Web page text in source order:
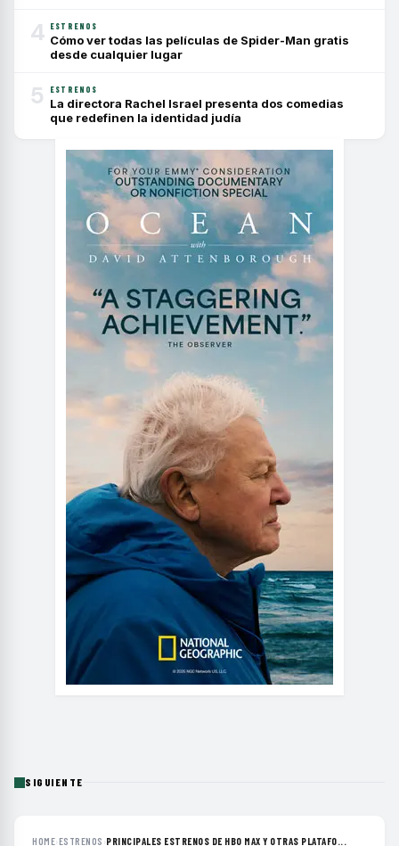
4 ESTRENOS
Cómo ver todas las películas de Spider-Man gratis
desde cualquier lugar
5 ESTRENOS
La directora Rachel Israel presenta dos comedias
que redefinen la identidad judía
SIGUIENTE
HOME›ESTRENOS ›PRINCIPALES ESTRENOS DE HBO MAX Y OTRAS PLATAFO...